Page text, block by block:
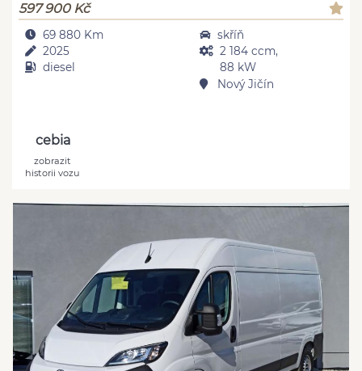
597 900 Kč
69 880 Km
2025
diesel
skříň
2 184 ccm,
88 kW
Nový Jičín
cebia
zobrazit
historii vozu